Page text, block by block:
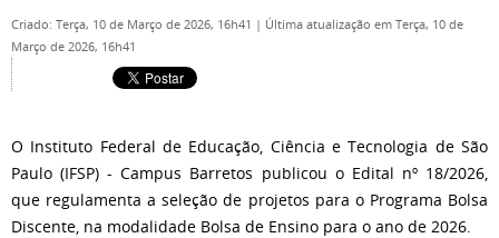
Criado: Terça, 10 de Março de 2026, 16h41 | Última atualização em Terça, 10 de
Março de 2026, 16h41
O Instituto Federal de Educação, Ciência e Tecnologia de São
Paulo (IFSP) - Campus Barretos publicou o Edital nº 18/2026,
que regulamenta a seleção de projetos para o Programa Bolsa
Discente, na modalidade Bolsa de Ensino para o ano de 2026.